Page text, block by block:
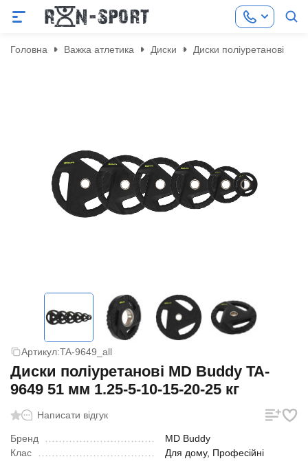
Головна Важка атлетика Диски Диски поліуретанові
Артикул:TA-9649_all
Диски поліуретанові MD Buddy TA-
9649 51 мм 1.25-5-10-15-20-25 кг
Написати відгук
Бренд
MD Buddy
Клас
Для дому, Професійні